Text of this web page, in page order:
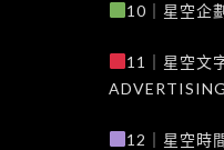
10｜星空企
11｜星空文
12｜星空時